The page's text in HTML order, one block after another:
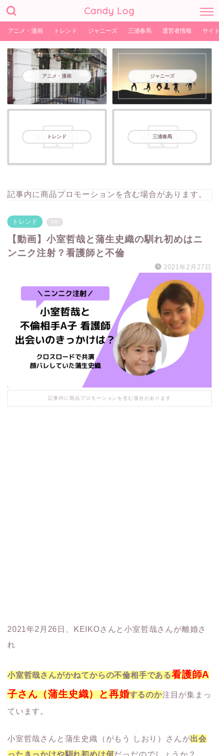
Candy Log
アニメ・漫画 トレンド ジャニーズ 三浦春馬 運営者情報 サイ
アニメ・漫画 ジャニーズ
トレンド 三浦春馬
記事内に商品プロモーションを含む場合があります。
トレンド PR
【動画】小室哲哉と蒲生史織の馴れ初めはニ
ンニク注射？看護師と不倫
2021年2月27日
記事内に商品プロモーションを含む場合があります
2021年2月26日、KEIKOさんと小室哲哉さんが離婚さ
れ
小室哲哉さんがかねてからの不倫相手である看護師A
子さん（蒲生史織）と再婚するのか注目が集まっ
ています。
小室哲哉さんと蒲生史織（がもう しおり）さんが出会